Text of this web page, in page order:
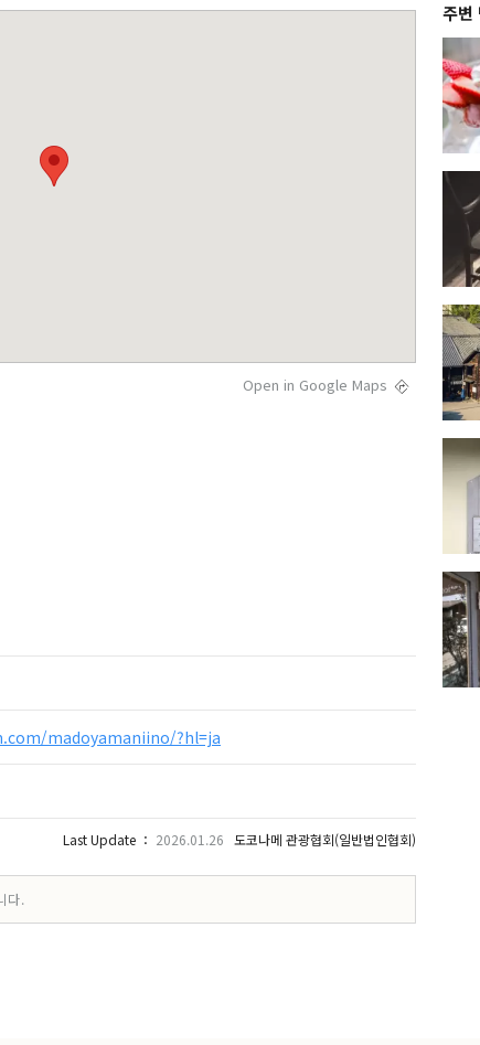
Open in Google Maps
madoyamaniino/?hl=ja
Last Update ： 2026.01.26 도코나메 관광협회(일반법인협회)
다.
주변